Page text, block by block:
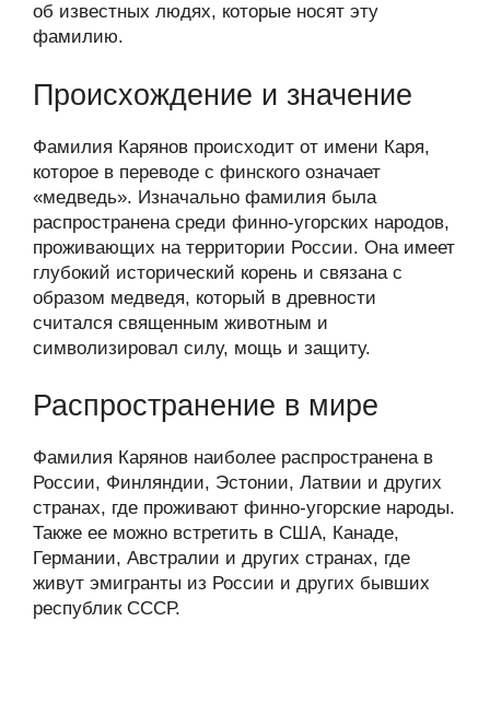
об известных людях, которые носят эту
фамилию.
Происхождение и значение
Фамилия Карянов происходит от имени Каря,
которое в переводе с финского означает
«медведь». Изначально фамилия была
распространена среди финно-угорских народов,
проживающих на территории России. Она имеет
глубокий исторический корень и связана с
образом медведя, который в древности
считался священным животным и
символизировал силу, мощь и защиту.
Распространение в мире
Фамилия Карянов наиболее распространена в
России, Финляндии, Эстонии, Латвии и других
странах, где проживают финно-угорские народы.
Также ее можно встретить в США, Канаде,
Германии, Австралии и других странах, где
живут эмигранты из России и других бывших
республик СССР.